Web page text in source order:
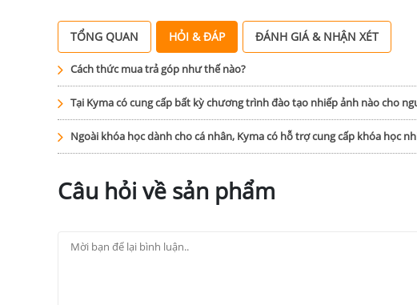
TỔNG QUAN HỎI & ĐÁP ĐÁNH GIÁ & NHẬN XÉT
Cách thức mua trả góp như thế nào?
Tại Kyma có cung cấp bất kỳ chương trình đào tạo nhiếp ảnh nào cho
Ngoài khóa học dành cho cá nhân, Kyma có hỗ trợ cung cấp khóa học
Câu hỏi về sản phẩm